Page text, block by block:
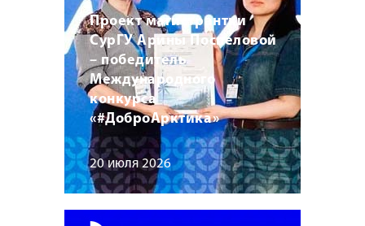
Проект магистрантки
СурГУ Арины Поспеловой
– победитель
Международного
конкурса
«#ДоброАрктика»
20 июля 2026